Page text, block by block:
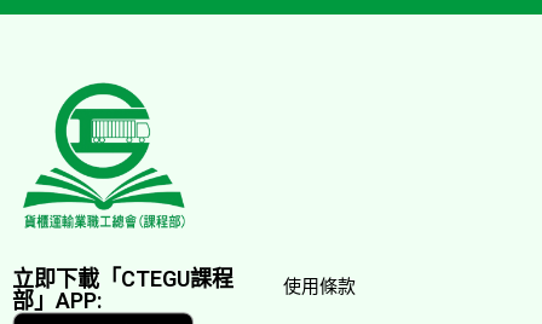
立即下載「CTEGU課程
部」APP:
使用條款